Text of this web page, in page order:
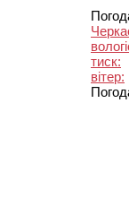
тиск:
вітер: